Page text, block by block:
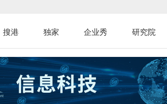
搜港 独家 企业秀 研究院